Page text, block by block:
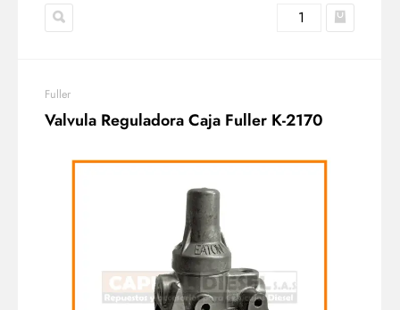
Fuller
Valvula Reguladora Caja Fuller K-2170